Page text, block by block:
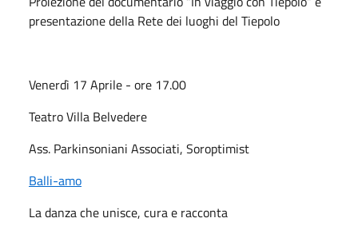
presentazione della Rete dei luoghi del Tiepolo
Venerdì 17 Aprile - ore 17.00
Teatro Villa Belvedere
Ass. Parkinsoniani Associati, Soroptimist
Balli-amo
La danza che unisce, cura e racconta